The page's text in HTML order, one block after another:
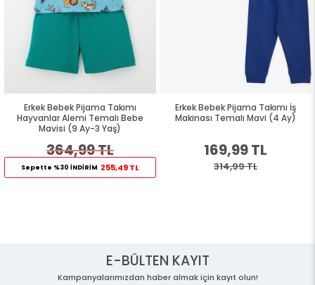
Erkek Bebek Pijama Takımı
Hayvanlar Alemi Temalı Bebe
Mavisi (9 Ay-3 Yaş)
364,99 TL
Sepette %30 İNDİRİM 255,49 TL
Erkek Bebek Pijama Takımı İş
Makinası Temalı Mavi (4 Ay)
169,99 TL
314,99 TL
E-BÜLTEN KAYIT
Kampanyalarımızdan haber almak için kayıt olun!